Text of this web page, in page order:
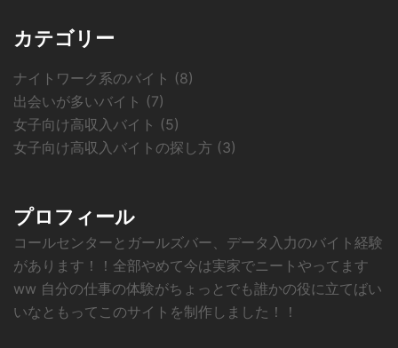
カテゴリー
ナイトワーク系のバイト (8)
出会いが多いバイト (7)
女子向け高収入バイト (5)
女子向け高収入バイトの探し方 (3)
プロフィール
コールセンターとガールズバー、データ入力のバイト経験
があります！！全部やめて今は実家でニートやってます
ww 自分の仕事の体験がちょっとでも誰かの役に立てばい
いなともってこのサイトを制作しました！！